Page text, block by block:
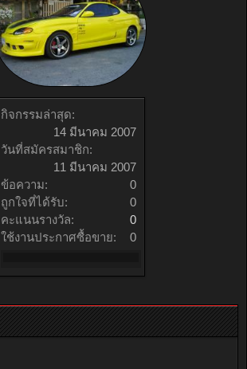
กิจกรรมล่าสุด:
14 มีนาคม 2007
วันที่สมัครสมาชิก:
11 มีนาคม 2007
ข้อความ:
0
ถูกใจที่ได้รับ:
0
คะแนนรางวัล:
0
ใช้งานประกาศซื้อขาย:
0